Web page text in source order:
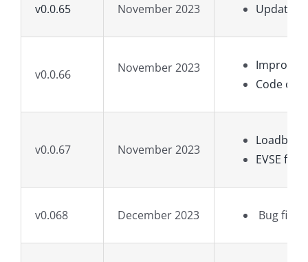
v0.0.65 November 2023 Update
v0.0.66 November 2023
Improve
Code
v0.0.67 November 2023
EVSE
v0.068 December 2023 Bug fixing